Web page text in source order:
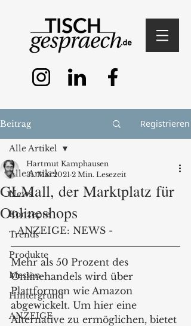
Beitrag Registrieren
Alle Artikel
News
Konzepte
Trends
Produkte
Messen
Hintergrund
ANZEIGE
Alle Artikel
GLMall, der Marktplatz für
Onlineshops
Hartmut Kamphausen
31. Mai 2021 2 Min. Lesezeit
- ANZEIGE: NEWS -
Mehr als 50 Prozent des
Onlinehandels wird über
Plattformen wie Amazon
abgewickelt. Um hier eine
Alternative zu ermöglichen, bietet